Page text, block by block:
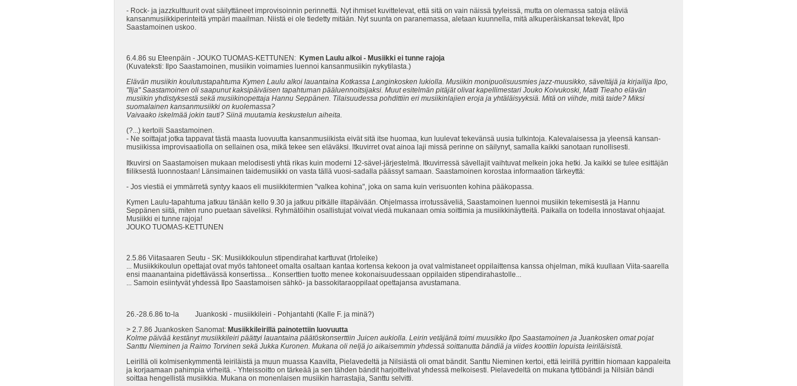
- Rock- ja jazzkulttuurit ovat säilyttäneet improvisoinnin perinnettä. Nyt ihmiset kuvittelevat, että sitä on vain näissä tyyleissä, mutta on olemassa satoja eläviä
kansanmusiikkiperinteitä ympäri maailman. Niistä ei ole tiedetty mitään. Nyt suunta on paranemassa, aletaan kuunnella, mitä alkuperäiskansat tekevät, Ilpo
Saastamoinen uskoo.
6.4.86 su Eteenpäin - JOUKO TUOMAS-KETTUNEN: Kymen Laulu alkoi - Musiikki ei tunne rajoja
(Kuvateksti: Ilpo Saastamoinen, musiikin voimamies luennoi kansanmusiikin nykytilasta.)
Elävän musiikin koulutustapahtuma Kymen Laulu alkoi lauantaina Kotkassa Langinkosken lukiolla. Musiikin monipuolisuusmies jazz-muusikko, säveltäjä ja kirjailija Ilpo,
"Ilja" Saastamoinen oli saapunut kaksipäiväisen tapahtuman pääluennoitsijaksi. Muut esitelmän pitäjät olivat kapellimestari Jouko Koivukoski, Matti Tieaho elävän
musiikin yhdistyksestä sekä musiikinopettaja Hannu Seppänen. Tilaisuudessa pohdittiin eri musiikinlajien eroja ja yhtäläisyyksiä. Mitä on viihde, mitä taide? Miksi
suomalainen kansanmusiikki on kuolemassa?
Vaivaako iskelmää jokin tauti? Siinä muutamia keskustelun aiheita.
(?...) kertoili Saastamoinen.
- Ne soittajat jotka tappavat tästä maasta luovuutta kansanmusiikista eivät sitä itse huomaa, kun luulevat tekevänsä uusia tulkintoja. Kalevalaisessa ja yleensä kansan-
musiikissa improvisaatiolla on sellainen osa, mikä tekee sen eläväksi. ltkuvirret ovat ainoa laji missä perinne on säilynyt, samalla kaikki sanotaan runollisesti.
Itkuvirsi on Saastamoisen mukaan melodisesti yhtä rikas kuin moderni 12-sävel-järjestelmä. Itkuvirressä sävellajit vaihtuvat melkein joka hetki. Ja kaikki se tulee esittäjän
fiiliksestä luonnostaan! Länsimainen taidemusiikki on vasta tällä vuosi-sadalla päässyt samaan. Saastamoinen korostaa informaation tärkeyttä:
- Jos viestiä ei ymmärretä syntyy kaaos eli musiikkitermien "valkea kohina", joka on sama kuin verisuonten kohina pääkopassa.
Kymen Laulu-tapahtuma jatkuu tänään kello 9.30 ja jatkuu pitkälle iltapäivään. Ohjelmassa irrotussäveliä, Saastamoinen luennoi musiikin tekemisestä ja Hannu
Seppänen siitä, miten runo puetaan säveliksi. Ryhmätöihin osallistujat voivat viedä mukanaan omia soittimia ja musiikkinäytteitä. Paikalla on todella innostavat ohjaajat.
Musiikki ei tunne rajoja!
JOUKO TUOMAS-KETTUNEN
2.5.86 Viitasaaren Seutu - SK: Musiikkikoulun stipendirahat karttuvat (Irtoleike)
... Musiikkikoulun opettajat ovat myös tahtoneet omalta osaltaan kantaa kortensa kekoon ja ovat valmistaneet oppilaittensa kanssa ohjelman, mikä kuullaan Viita-saarella
ensi maanantaina pidettävässä konsertissa... Konserttien tuotto menee kokonaisuudessaan oppilaiden stipendirahastolle...
... Samoin esiintyvät yhdessä Ilpo Saastamoisen sähkö- ja bassokitaraoppilaat opettajansa avustamana.
26.-28.6.86 to-la Juankoski - musiikkileiri - Pohjantahti (Kalle F. ja minä?)
> 2.7.86 Juankosken Sanomat: Musiikkileirillä painotettiin luovuutta
Kolme päivää kestänyt musiikkileiri päättyi lauantaina päätöskonserttiin Juicen aukiolla. Leirin vetäjänä toimi muusikko Ilpo Saastamoinen ja Juankosken omat pojat
Santtu Nieminen ja Raimo Torvinen sekä Jukka Kuronen. Mukana oli neljä jo aikaisemmin yhdessä soittanutta bändiä ja viides koottiin lopuista leiriläisistä.
Leirillä oli kolmisenkymmentä leiriläistä ja muun muassa Kaavilta, Pielavedeltä ja Nilsiästä oli omat bändit. Santtu Nieminen kertoi, että leirillä pyrittiin hiomaan kappaleita
ja korjaamaan pahimpia virheitä. - Yhteissoitto on tärkeää ja sen tähden bändit harjoittelivat yhdessä melkoisesti. Pielavedeltä on mukana tyttöbändi ja Nilsiän bändi
soittaa hengellistä musiikkia. Mukana on monenlaisen musiikin harrastajia, Santtu selvitti.